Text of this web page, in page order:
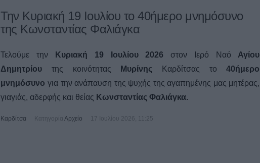
Την Κυριακή 19 Ιουλίου το 40ήμερο μνημόσυνο
της Κωνσταντίας Φαλιάγκα
Τελούμε την Κυριακή 19 Ιουλίου 2026 στον Ιερό Ναό Αγίου
Δημητρίουτης κοινότητας Μυρίνης Καρδίτσας το 40ήμερο
μνημόσυνο για την ανάπαυση της ψυχής της αγαπημένης μας μητέρας,
γιαγιάς, αδερφής και θείας Κωνσταντίας Φαλιάγκα.
Καρδίτσα Κατηγορία Αρχείο 17 Ιουλίου 2026, 11:25